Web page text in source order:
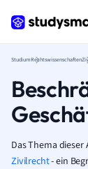
StudiumRechtswissenschaften
Das Thema
Zivilrecht- ein